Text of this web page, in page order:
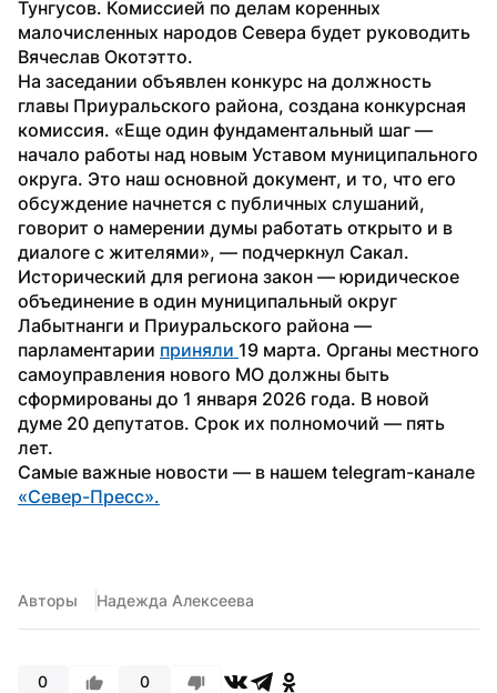
Тунгусов. Комиссией по делам коренных
малочисленных народов Севера будет руководить
Вячеслав Окотэтто.
На заседании объявлен конкурс на должность
главы Приуральского района, создана конкурсная
комиссия. «Еще один фундаментальный шаг —
начало работы над новым Уставом муниципального
округа. Это наш основной документ, и то, что его
обсуждение начнется с публичных слушаний,
говорит о намерении думы работать открыто и в
диалоге с жителями», — подчеркнул Сакал.
Исторический для региона закон — юридическое
объединение в один муниципальный округ
Лабытнанги и Приуральского района —
парламентарии приняли 19 марта. Органы местного
самоуправления нового МО должны быть
сформированы до 1 января 2026 года. В новой
думе 20 депутатов. Срок их полномочий — пять
лет.
«Север-Пресс».
Авторы Надежда Алексеева
0 0